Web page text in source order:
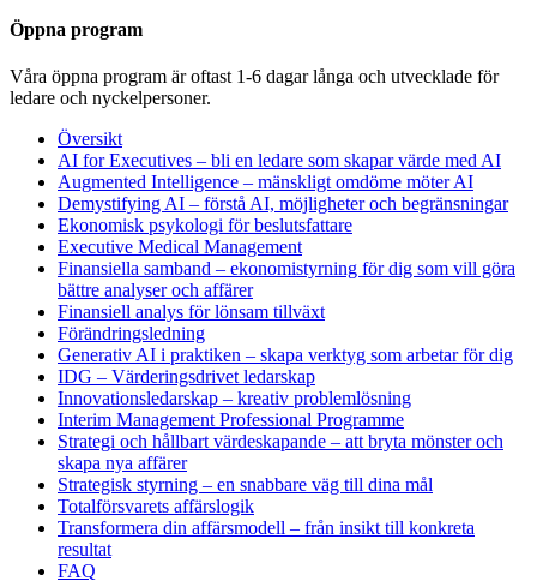
Öppna program
Våra öppna program är oftast 1-6 dagar långa och utvecklade för
ledare och nyckelpersoner.
Översikt
AI for Executives – bli en ledare som skapar värde med AI
Augmented Intelligence – mänskligt omdöme möter AI
Demystifying AI – förstå AI, möjligheter och begränsningar
Ekonomisk psykologi för beslutsfattare
Executive Medical Management
Finansiella samband – ekonomistyrning för dig som vill göra
bättre analyser och affärer
Finansiell analys för lönsam tillväxt
Förändringsledning
Generativ AI i praktiken – skapa verktyg som arbetar för dig
IDG – Värderingsdrivet ledarskap
Innovationsledarskap – kreativ problemlösning
Interim Management Professional Programme
Strategi och hållbart värdeskapande – att bryta mönster och
skapa nya affärer
Strategisk styrning – en snabbare väg till dina mål
Totalförsvarets affärslogik
Transformera din affärsmodell – från insikt till konkreta
resultat
FAQ